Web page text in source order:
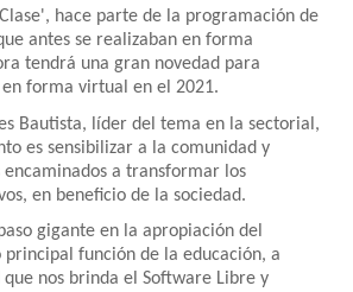
hace parte de la programación de
antes se realizaban en forma
tendrá una gran novedad para
forma virtual en el 2021.
Bautista, líder del tema en la sectorial,
es sensibilizar a la comunidad y
a transformar los
en beneficio de la sociedad.
gigante en la apropiación del
función de la educación, a
nos brinda el Software Libre y